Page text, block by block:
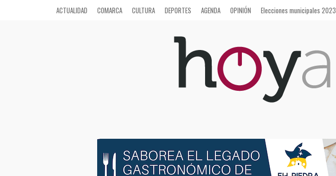
ACTUALIDAD COMARCA CULTURA DEPORTES AGENDA OPINIÓN Elecciones municipales 2023